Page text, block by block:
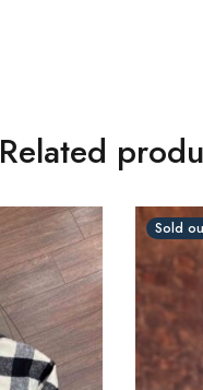
Related
Sold